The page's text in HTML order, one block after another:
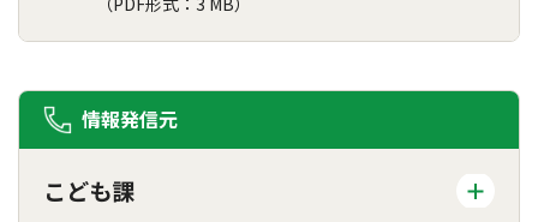
情報発信元
こども課